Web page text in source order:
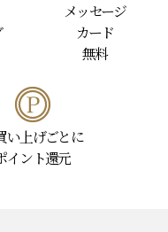
メッセージ
カード
無料
い上げごとに
イント還元